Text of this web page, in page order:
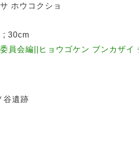
ホウコクショ
; 30cm
員会編||ヒョウゴケン ブンカザイ
谷遺跡